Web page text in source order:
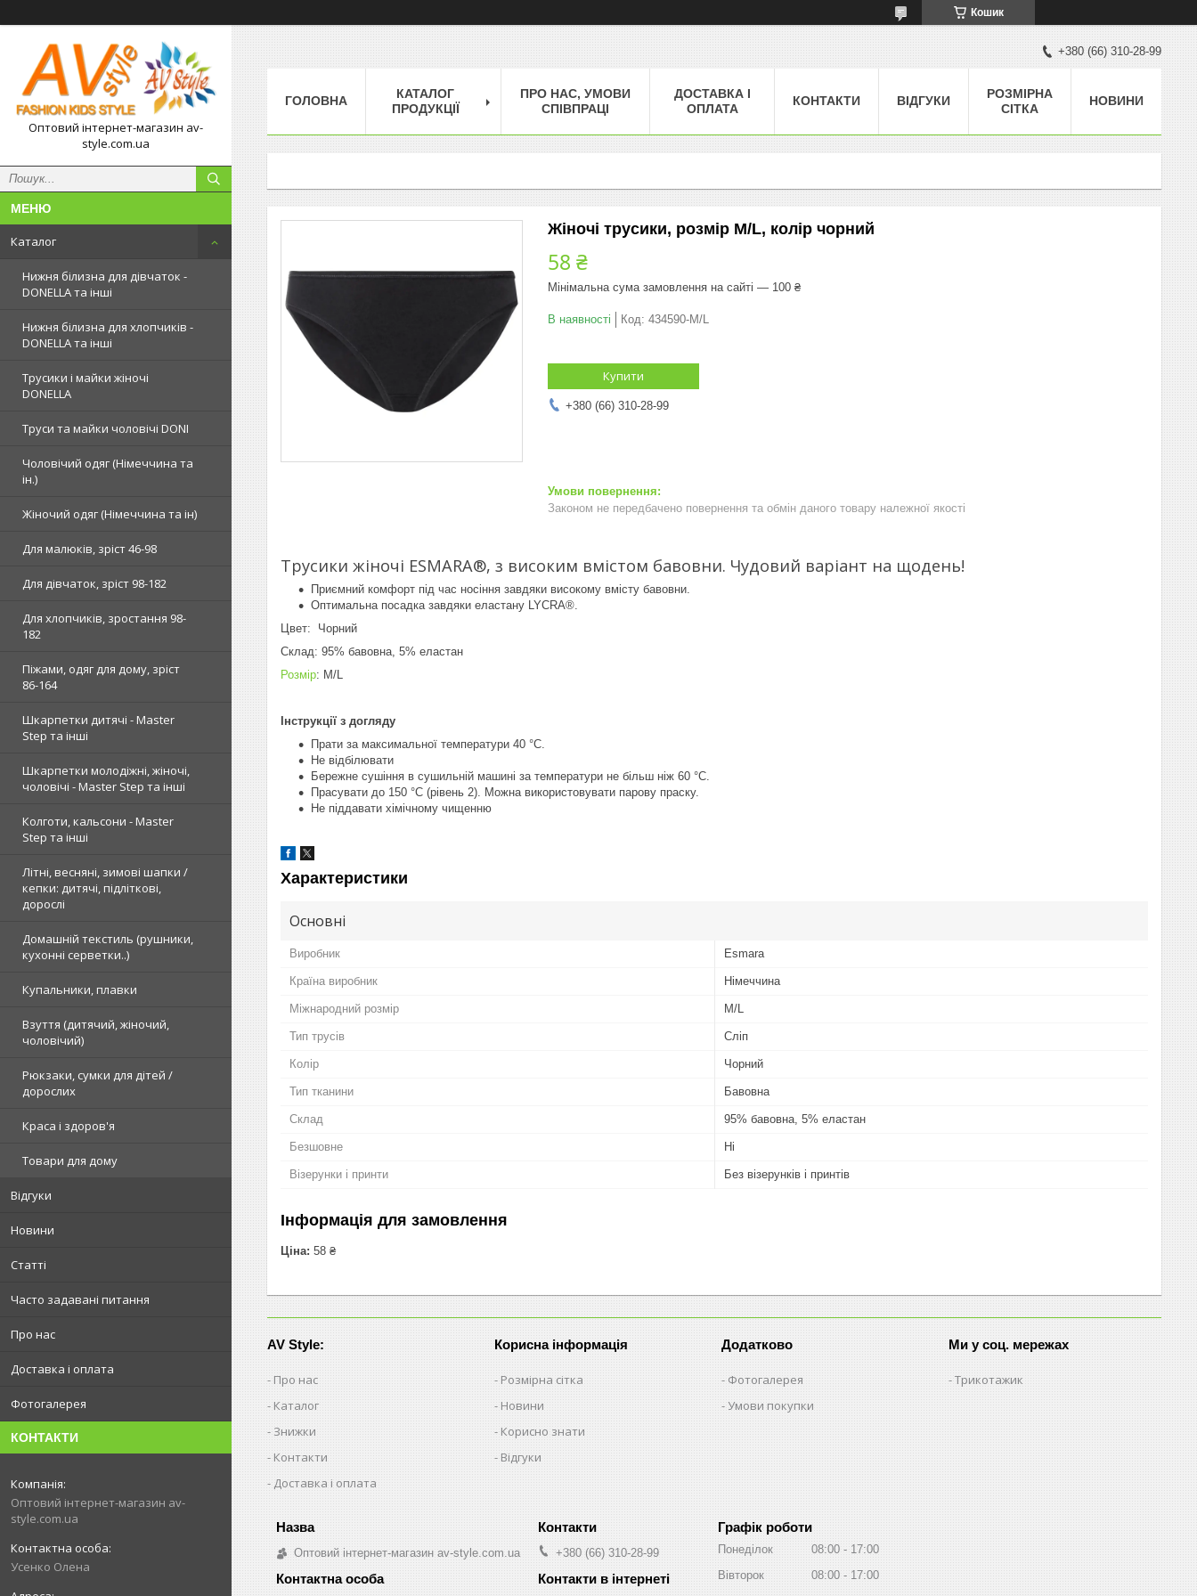
Кошик
Оптовий інтернет-магазин av-
style.com.ua
Каталог
Нижня білизна для дівчаток -
DONELLA та інші
Нижня білизна для хлопчиків -
DONELLA та інші
Трусики і майки жіночі
DONELLA
Труси та майки чоловічі DONI
Чоловічий одяг (Німеччина та
ін.)
Жіночий одяг (Німеччина та ін)
Для малюків, зріст 46-98
Для дівчаток, зріст 98-182
Для хлопчиків, зростання 98-
182
Піжами, одяг для дому, зріст
86-164
Шкарпетки дитячі - Master
Step та інші
Шкарпетки молодіжні, жіночі,
чоловічі - Master Step та інші
Колготи, кальсони - Master
Step та інші
Літні, весняні, зимові шапки /
кепки: дитячі, підліткові,
дорослі
Домашній текстиль (рушники,
кухонні серветки..)
Купальники, плавки
Взуття (дитячий, жіночий,
чоловічий)
Рюкзаки, сумки для дітей /
дорослих
Краса і здоров'я
Товари для дому
Відгуки
Новини
Статті
Часто задавані питання
Про нас
Доставка і оплата
Фотогалерея
КОНТАКТИ
Оптовий інтернет-магазин av-
style.com.ua
Усенко Олена
+380 (66) 310-28-99
ГОЛОВНА
КАТАЛОГ
ПРОДУКЦІЇ
ПРО НАС, УМОВИ
СПІВПРАЦІ
ДОСТАВКА І
ОПЛАТА
КОНТАКТИ ВІДГУКИ
РОЗМІРНА
СІТКА
НОВИНИ
Жіночі трусики, розмір M/L, колір чорний
58 ₴
Мінімальна сума замовлення на сайті — 100 ₴
В наявності Код: 434590-M/L
Купити
+380 (66) 310-28-99
Законом не передбачено повернення та обмін даного товару належної якості
Трусики жіночі ESMARA®, з високим вмістом бавовни. Чудовий варіант на щодень!
Приємний комфорт під час носіння завдяки високому вмісту бавовни.
Оптимальна посадка завдяки еластану LYCRA®.
Цвет: Чорний
Склад: 95% бавовна, 5% еластан
Розмір: M/L
Інструкції з догляду
Прати за максимальної температури 40 °C.
Не відбілювати
Бережне сушіння в сушильній машині за температури не більш ніж 60 °C.
Прасувати до 150 °C (рівень 2). Можна використовувати парову праску.
Не піддавати хімічному чищенню
Характеристики
Основні
Виробник Esmara
Країна виробник Німеччина
Міжнародний розмір M/L
Тип трусів Сліп
Колір Чорний
Тип тканини Бавовна
Склад 95% бавовна, 5% еластан
Безшовне Ні
Візерунки і принти Без візерунків і принтів
Інформація для замовлення
Ціна: 58 ₴
AV Style:
Про нас
Каталог
Знижки
Контакти
Доставка і оплата
Корисна інформація
Розмірна сітка
Новини
Корисно знати
Відгуки
Додатково
Фотогалерея
Умови покупки
Ми у соц. мережах
Трикотажик
Оптовий інтернет-магазин av-style.com.ua +380 (66) 310-28-99
Графік роботи
Понеділок 08:00
17:00
Вівторок
08:00
17:00